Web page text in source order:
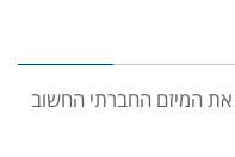
את המיזם החברתי החשוב